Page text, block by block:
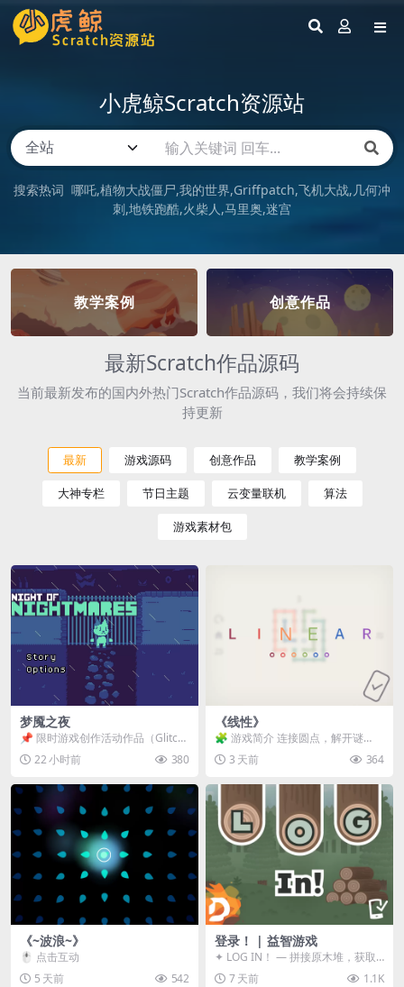
小虎鲸Scratch资源站
搜索热词 哪吒 植物大战僵尸 我的世界 Griffpatch 飞机大战 几何冲
刺 地铁跑酷 火柴人 马里奥 迷宫
教学案例 创意作品
最新Scratch作品源码
当前最新发布的国内外热门Scratch作品源码，我们将会持续保
持更新
最新 游戏源码 创意作品 教学案例
大神专栏 节日主题 云变量联机 算法
游戏素材包
梦魇之夜
📌 限时游戏创作活动作品（Glitch
Game Jam） 📖 故事背景 怪物四...
22 小时前 380
《线性》
🧩 游戏简介 连接圆点，解开谜
题。 ⚠️ 重要提示 所有关卡均可通
关，请确保使用...
3 天前 364
《~波浪~》
🖱️ 点击互动
5 天前
542
登录！ | 益智游戏
✦ LOG IN！ — 拼接原木堆，获取
分数！ ᑕ☲◎ ᑕ☲◎ ᑕ☲◎ ᑕ☲◎ ...
7 天前 1.1K